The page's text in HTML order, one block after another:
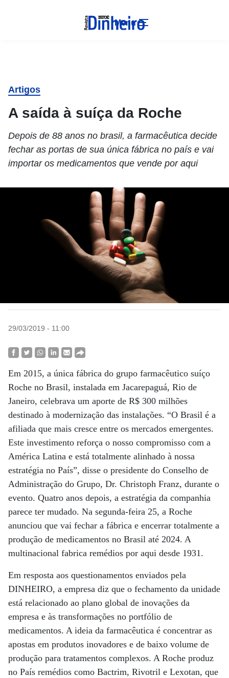
Menu
Artigos
A saída à suíça da Roche
Depois de 88 anos no brasil, a farmacêutica decide
fechar as portas de sua única fábrica no país e vai
importar os medicamentos que vende por aqui
29/03/2019 - 11:00
Em 2015, a única fábrica do grupo farmacêutico suíço
Roche no Brasil, instalada em Jacarepaguá, Rio de
Janeiro, celebrava um aporte de R$ 300 milhões
destinado à modernização das instalações. “O Brasil é a
afiliada que mais cresce entre os mercados emergentes.
Este investimento reforça o nosso compromisso com a
América Latina e está totalmente alinhado à nossa
estratégia no País”, disse o presidente do Conselho de
Administração do Grupo, Dr. Christoph Franz, durante o
evento. Quatro anos depois, a estratégia da companhia
parece ter mudado. Na segunda-feira 25, a Roche
anunciou que vai fechar a fábrica e encerrar totalmente a
produção de medicamentos no Brasil até 2024. A
multinacional fabrica remédios por aqui desde 1931.
Em resposta aos questionamentos enviados pela
DINHEIRO, a empresa diz que o fechamento da unidade
está relacionado ao plano global de inovações da
empresa e às transformações no portfólio de
medicamentos. A ideia da farmacêutica é concentrar as
apostas em produtos inovadores e de baixo volume de
produção para tratamentos complexos. A Roche produz
no País remédios como Bactrim, Rivotril e Lexotan, que